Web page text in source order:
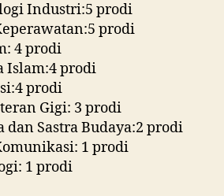
Industri:5 prodi
prodi
4 prodi
Islam:4 prodi
prodi
Gigi: 3 prodi
dan Sastra Budaya:2 prodi
1 prodi
1 prodi